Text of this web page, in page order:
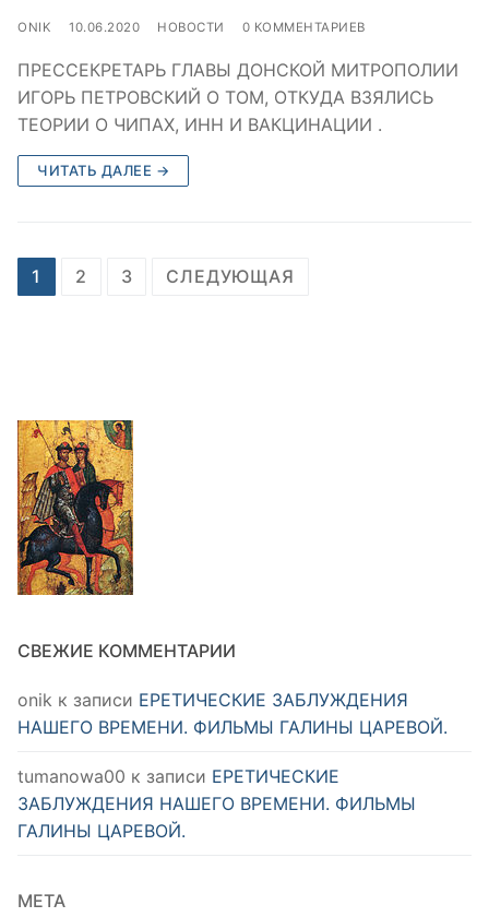
ONIK 10.06.2020 НОВОСТИ 0 КОММЕНТАРИЕВ
ПРЕССЕКРЕТАРЬ ГЛАВЫ ДОНСКОЙ МИТРОПОЛИИ
ИГОРЬ ПЕТРОВСКИЙ О ТОМ, ОТКУДА ВЗЯЛИСЬ
ТЕОРИИ О ЧИПАХ, ИНН И ВАКЦИНАЦИИ .
ЧИТАТЬ ДАЛЕЕ →
Пагинация
1 2 3 СЛЕДУЮЩАЯ
СВЕЖИЕ КОММЕНТАРИИ
onik к записи ЕРЕТИЧЕСКИЕ ЗАБЛУЖДЕНИЯ
НАШЕГО ВРЕМЕНИ. ФИЛЬМЫ ГАЛИНЫ ЦАРЕВОЙ.
tumanowa00 к записи ЕРЕТИЧЕСКИЕ
ЗАБЛУЖДЕНИЯ НАШЕГО ВРЕМЕНИ. ФИЛЬМЫ
ГАЛИНЫ ЦАРЕВОЙ.
МЕТА